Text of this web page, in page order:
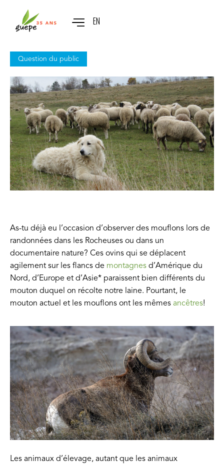
EN
Question du public
As-tu déjà eu l’occasion d’observer des mouflons lors de
randonnées dans les Rocheuses ou dans un
documentaire nature? Ces ovins qui se déplacent
agilement sur les flancs de montagnes d’Amérique du
Nord, d’Europe et d’Asie* paraissent bien différents du
mouton duquel on récolte notre laine. Pourtant, le
mouton actuel et les mouflons ont les mêmes ancêtres!
Les animaux d’élevage, autant que les animaux